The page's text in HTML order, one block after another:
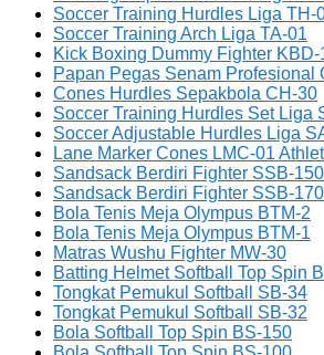
Soccer Training Hurdles Liga TH-
Soccer Training Arch Liga TA-01
Kick Boxing Dummy Fighter KBD-
Papan Pegas Senam Profesional
Cones Hurdles Sepakbola CH-30
Soccer Training Hurdles Set Liga
Soccer Adjustable Hurdles Liga
Lane Marker Cones LMC-01
Sandsack Berdiri Fighter SSB-150
Sandsack Berdiri Fighter SSB-170
Bola Tenis Meja Olympus BTM-2
Bola Tenis Meja Olympus BTM-1
Matras Wushu Fighter MW-30
Batting Helmet Softball Top Spin
Tongkat Pemukul Softball SB-34
Tongkat Pemukul Softball SB-32
Bola Softball Top Spin BS-150